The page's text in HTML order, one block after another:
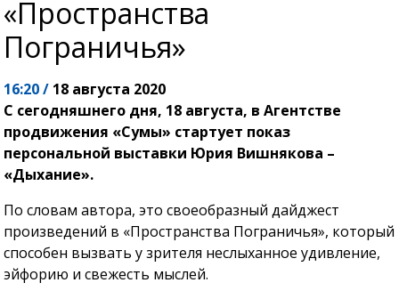
«Пространства
Пограничья»
16:20 / 18 августа 2020
С сегодняшнего дня, 18 августа, в Агентстве
продвижения «Сумы» стартует показ
персональной выставки Юрия Вишнякова –
«Дыхание».
По словам автора, это своеобразный дайджест
произведений в «Пространства Пограничья», который
способен вызвать у зрителя неслыханное удивление,
эйфорию и свежесть мыслей.